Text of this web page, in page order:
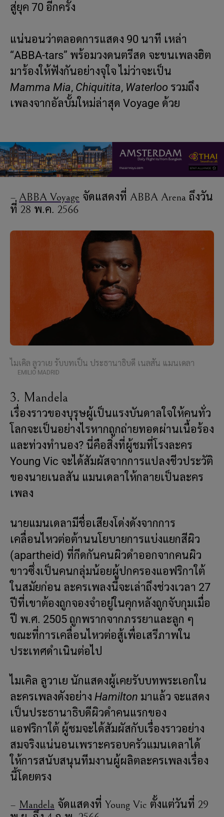
สู่ยุค 70 อีกครั้ง
แน่นอนว่าตลอดการแสดง 90 นาที เหล่า
“ABBA-tars” พร้อมวงดนตรีสด จะขนเพลงฮิต
มาร้องให้ฟังกันอย่างจุใจ ไม่ว่าจะเป็น
Mamma Mia, Chiquitita, Waterloo รวมถึง
เพลงจากอัลบั้มใหม่ล่าสุด Voyage ด้วย
– ABBA Voyage จัดแสดงที่ ABBA Arena ถึงวัน
ที่ 28 พ.ค. 2566
ไมเคิล ลูวาเย รับบทเป็น ประธานาธิบดี เนลสัน แมนเดลา
EMILIO MADRID
3. Mandela
เรื่องราวของบุรุษผู้เป็นแรงบันดาลใจให้คนทั่ว
โลกจะเป็นอย่างไรหากถูกถ่ายทอดผ่านเนื้อร้อง
และท่วงทำนอง? นี่คือสิ่งที่ผู้ชมที่โรงละคร
Young Vic จะได้สัมผัสจากการแปลงชีวประวัติ
ของนายเนลสัน แมนเดลาให้กลายเป็นละคร
เพลง
นายแมนเดลามีชื่อเสียงโด่งดังจากการ
เคลื่อนไหวต่อต้านนโยบายการแบ่งแยกสีผิว
(apartheid) ที่กีดกันคนผิวดำออกจากคนผิว
ขาวซึ่งเป็นคนกลุ่มน้อยผู้ปกครองแอฟริกาใต้
ในสมัยก่อน ละครเพลงนี้จะเล่าถึงช่วงเวลา 27
ปีที่เขาต้องถูกจองจำอยู่ในคุกหลังถูกจับกุมเมื่อ
ปี พ.ศ. 2505 ถูกพรากจากภรรยาและลูก ๆ
ขณะที่การเคลื่อนไหวต่อสู้เพื่อเสรีภาพใน
ประเทศดำเนินต่อไป
ไมเคิล ลูวาเย นักแสดงผู้เคยรับบทพระเอกใน
ละครเพลงดังอย่าง Hamilton มาแล้ว จะแสดง
เป็นประธานาธิบดีผิวดำคนแรกของ
แอฟริกาใต้ ผู้ชมจะได้สัมผัสกับเรื่องราวอย่าง
สมจริงแน่นอนเพราะครอบครัวแมนเดลาได้
ให้การสนับสนุนทีมงานผู้ผลิตละครเพลงเรื่อง
นี้โดยตรง
– Mandela จัดแสดงที่ Young Vic ตั้งแต่วันที่ 29